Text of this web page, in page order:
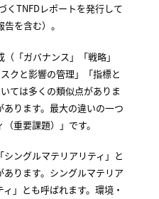
くTNFDレポートを発行して
を含む）。
「ガバナンス」「戦略」
クと影響の管理」「指標と
ては多くの類似点がありま
ります。最大の違いの一つ
重要課題）」です。
ングルマテリアリティ」と
あります。シングルマテリア
」とも呼ばれます。環境・